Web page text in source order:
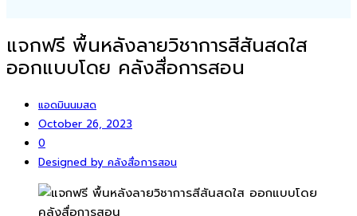
แจกฟรี พื้นหลังลายวิชาการสีสันสดใส
ออกแบบโดย คลังสื่อการสอน
แอดมินนมสด
October 26, 2023
0
Designed by คลังสื่อการสอน